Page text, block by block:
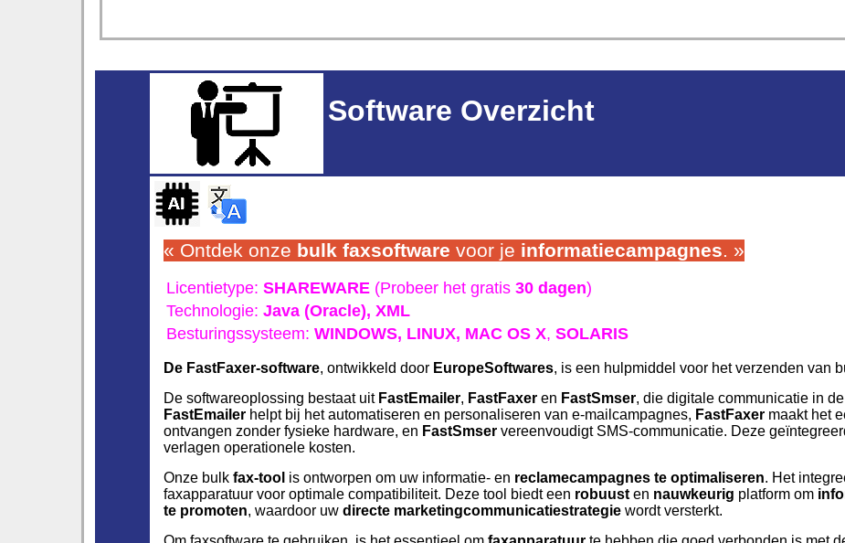
Software Overzicht
« Ontdek onze bulk faxsoftware voor je informatiecampagnes. »
Licentietype: SHAREWARE (Probeer het gratis 30 dagen)
Technologie: Java (Oracle), XML
Besturingssysteem: WINDOWS, LINUX, MAC OS X, SOLARIS
De FastFaxer-software, ontwikkeld door EuropeSoftwares, is een hulpmiddel voor het verzenden van
De softwareoplossing bestaat uit FastEmailer, FastFaxer en FastSmser, die digitale communicatie in
FastEmailer helpt bij het automatiseren en personaliseren van e-mailcampagnes, FastFaxer maakt het
ontvangen zonder fysieke hardware, en FastSmser vereenvoudigt SMS-communicatie. Deze
verlagen operationele kosten.
Onze bulk fax-tool is ontworpen om uw informatie- en reclamecampagnes te optimaliseren. Het
faxapparatuur voor optimale compatibiliteit. Deze tool biedt een robuust en nauwkeurig platform om
te promoten, waardoor uw directe marketingcommunicatiestrategie wordt versterkt.